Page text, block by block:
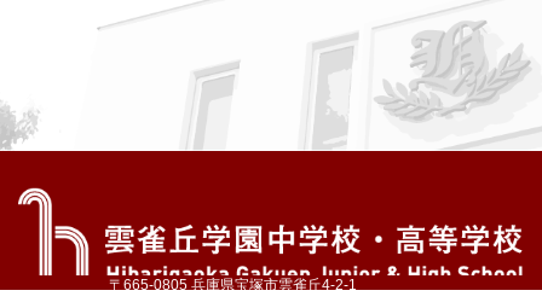
〒665-0805 兵庫県宝塚市雲雀丘4-2-1